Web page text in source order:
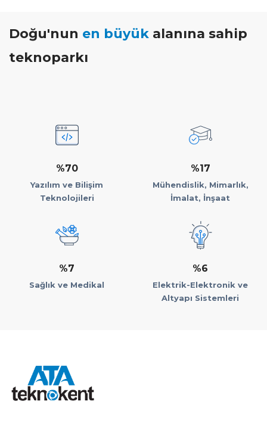
Doğu'nun en büyük alanına sahip
teknoparkı
%70
Yazılım ve Bilişim
Teknolojileri
%17
Mühendislik, Mimarlık,
İmalat, İnşaat
%7
Sağlık ve Medikal
%6
Elektrik-Elektronik ve
Altyapı Sistemleri